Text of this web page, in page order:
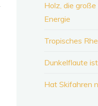
Holz, die
Energie
Tropisches
Dunkelflaute
Hat Skifahren